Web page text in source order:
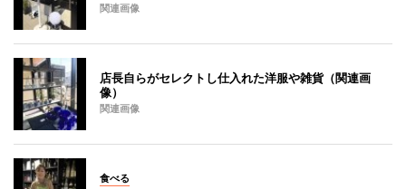
関連画像
店長自らがセレクトし仕入れた洋服や雑貨（関連画
像）
関連画像
食べる